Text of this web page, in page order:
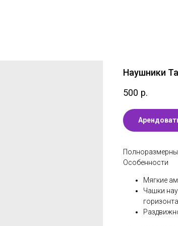
Наушники
500 р.
Особенности
Мягкие
Чашки